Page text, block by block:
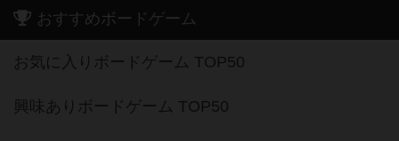
おすすめボードゲーム
お気に入りボードゲーム TOP50
興味ありボードゲーム TOP50